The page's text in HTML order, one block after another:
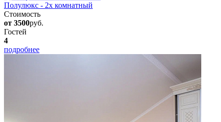
Полулюкс - 2х комнатный
Стоимость
от 3500руб.
Гостей
4
подробнее